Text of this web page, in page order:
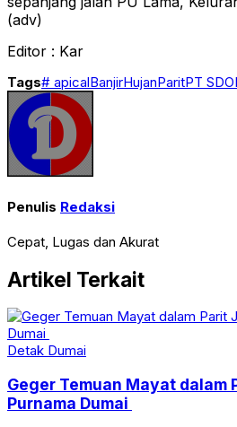
(adv)
Editor : Kar
Tags# apicalBanjirHujanParitPT SDO
Penulis Redaksi
Cepat, Lugas dan Akurat
Artikel Terkait
Detak Dumai
Geger Temuan Mayat dalam
Purnama Dumai